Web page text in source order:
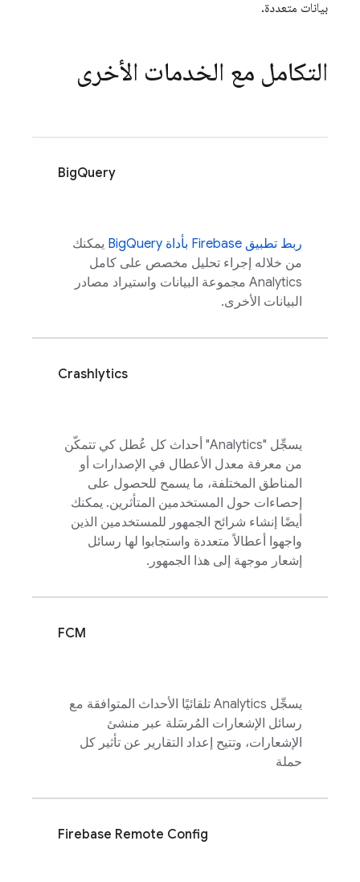
بيانات متعددة.
التكامل مع الخدمات الأخرى
BigQuery
ربط تطبيق Firebase بأداة BigQuery
يمكنك
من خلاله إجراء تحليل مخصص على كامل
Analytics مجموعة البيانات واستيراد مصادر
البيانات الأخرى.
Crashlytics
يسجِّل "Analytics" أحداث كل عُطل كي تتمكّن
من معرفة معدل الأعطال في الإصدارات أو
المناطق المختلفة، ما يسمح للحصول على
إحصاءات حول المستخدمين المتأثرين. يمكنك
أيضًا إنشاء شرائح الجمهور للمستخدمين الذين
واجهوا أعطالاً متعددة واستجابوا لها رسائل
إشعار موجهة إلى هذا الجمهور.
FCM
يسجِّل Analytics تلقائيًا الأحداث المتوافقة مع
رسائل الإشعارات المُرسَلة عبر منشئ
الإشعارات، وتتيح إعداد التقارير عن تأثير كل
حملة
Firebase Remote Config